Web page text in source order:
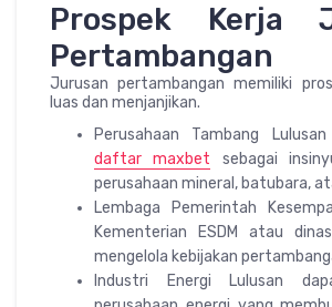
Prospek Kerja
Pertambangan
Jurusan pertambangan memiliki
luas dan menjanjikan.
Perusahaan Tambang
daftar maxbet sebagai
perusahaan mineral, batubara,
Lembaga Pemerintah
Kementerian ESDM atau
mengelola kebijakan
Industri Energi Lulusan